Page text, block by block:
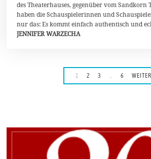
2
3
des Theaterhauses, gegenüber vom Sandkorn
haben die Schauspielerinnen und
nur das: Es kommt einfach authentisch und
JENNIFER WARZECHA
1 2 3 … 6 WEITER